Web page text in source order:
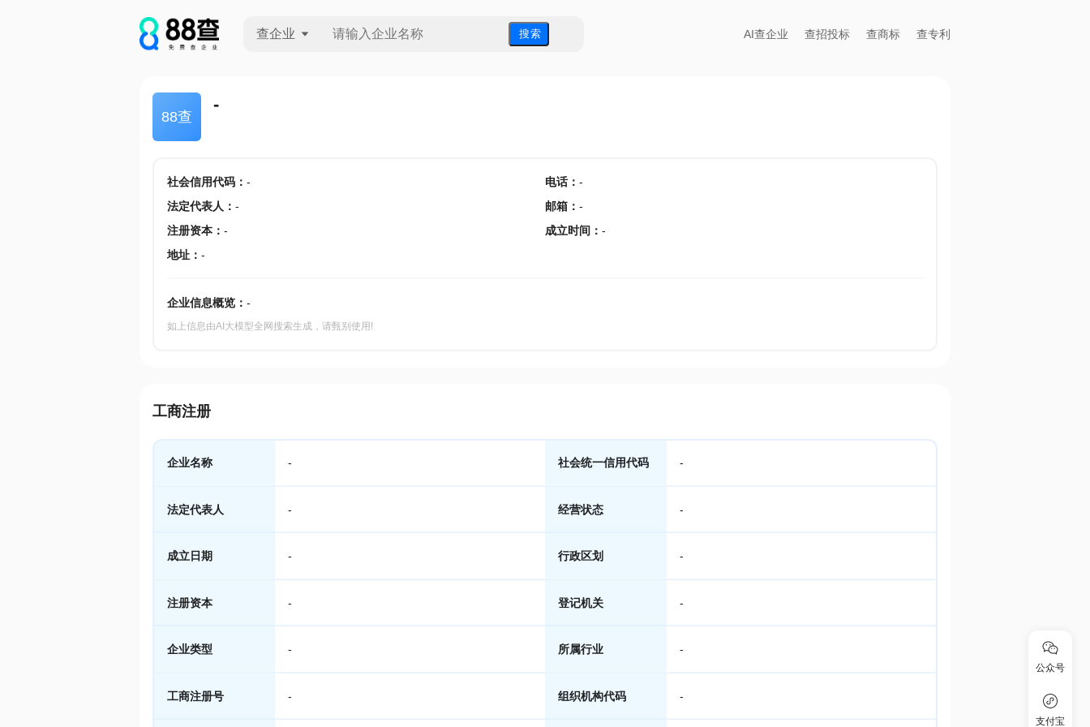
查企业 搜 索 AI查企业 查招投标 查商标 查专利
88查
-
社会信用代码： - 电话： -
法定代表人 ： - 邮箱 ： -
注册资本： - 成立时间 ： -
地址： -
企业信息概览： -
如上信息由AI大模型全网搜索生成，请甄别使用!
工商注册
企业名称 - 社会统一信用代码 -
法定代表人 - 经营状态 -
成立日期 - 行政区划 -
注册资本 - 登记机关 -
企业类型 - 所属行业 -
工商注册号 - 组织机构代码 -
公众号
支付宝